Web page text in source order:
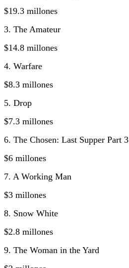
$19.3 millones
3. The Amateur
$14.8 millones
4. Warfare
$8.3 millones
5. Drop
$7.3 millones
6. The Chosen: Last Supper Part 3
$6 millones
7. A Working Man
$3 millones
8. Snow White
$2.8 millones
9. The Woman in the Yard